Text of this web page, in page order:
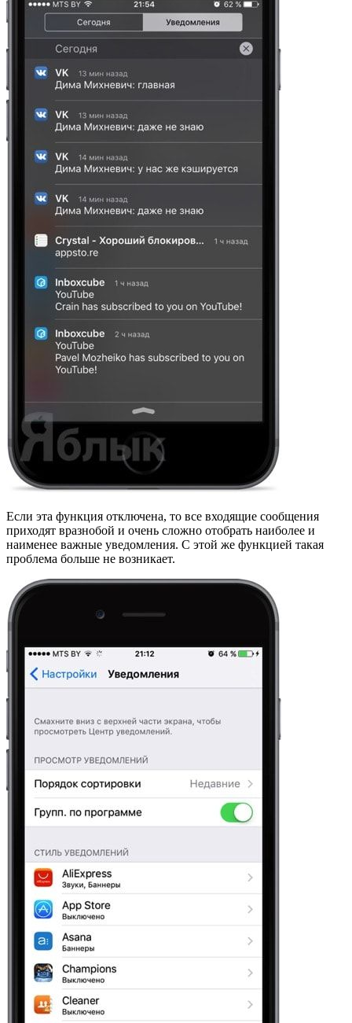
Если эта функция отключена, то все входящие сообщения
приходят вразнобой и очень сложно отобрать наиболее и
наименее важные уведомления. С этой же функцией такая
проблема больше не возникает.